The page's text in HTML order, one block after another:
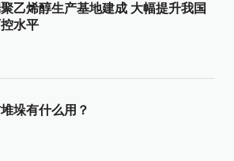
乙烯醇生产基地建成 大幅提升我国
水平
垛有什么用？